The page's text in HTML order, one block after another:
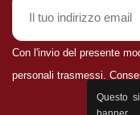
Questo
0432 25400
Con l'invio del presente
personali trasmessi.